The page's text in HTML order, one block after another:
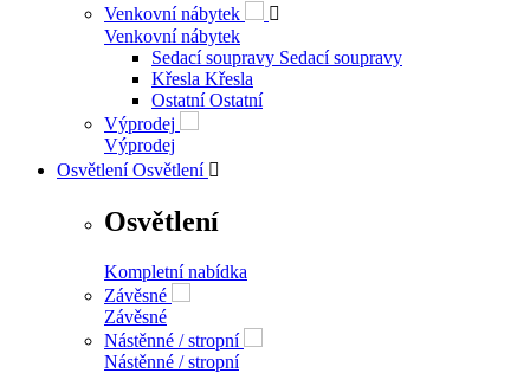
Venkovní nábytek

Venkovní nábytek
Sedací soupravy Sedací soupravy
Křesla Křesla
Ostatní Ostatní
Výprodej
Výprodej
Osvětlení Osvětlení 
Osvětlení
Kompletní nabídka
Závěsné
Závěsné
Nástěnné / stropní
Nástěnné / stropní